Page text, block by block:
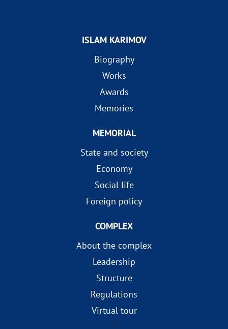
ISLAM KARIMOV
Biography
Works
Awards
Memories
MEMORIAL
State and society
Economy
Social life
Foreign policy
COMPLEX
About the complex
Leadership
Structure
Regulations
Virtual tour
?>